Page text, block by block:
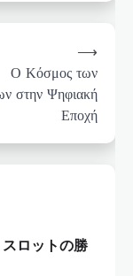
Ο Κόσμος των
στην Ψηφιακή
Εποχή
⟶
ロットの勝